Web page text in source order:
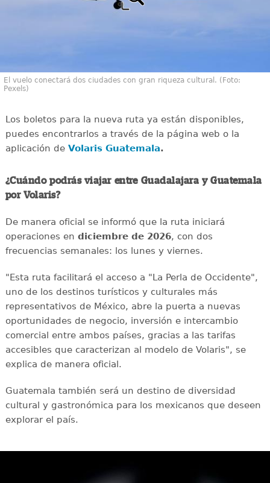
El vuelo conectará dos ciudades con gran riqueza cultural. (Foto:
Pexels)
Los boletos para la nueva ruta ya están disponibles,
puedes encontrarlos a través de la página web o la
aplicación deVolaris Guatemala.
¿Cuándo podrás viajar entre Guadalajara y Guatemala
por Volaris?
De manera oficial se informó que la ruta iniciará
operaciones en diciembre de 2026, con dos
frecuencias semanales: los lunes y viernes.
"Esta ruta facilitará el acceso a "La Perla de Occidente",
uno de los destinos turísticos y culturales más
representativos de México, abre la puerta a nuevas
oportunidades de negocio, inversión e intercambio
comercial entre ambos países, gracias a las tarifas
accesibles que caracterizan al modelo de Volaris", se
explica de manera oficial.
Guatemala también será un destino de diversidad
cultural y gastronómica para los mexicanos que deseen
explorar el país.